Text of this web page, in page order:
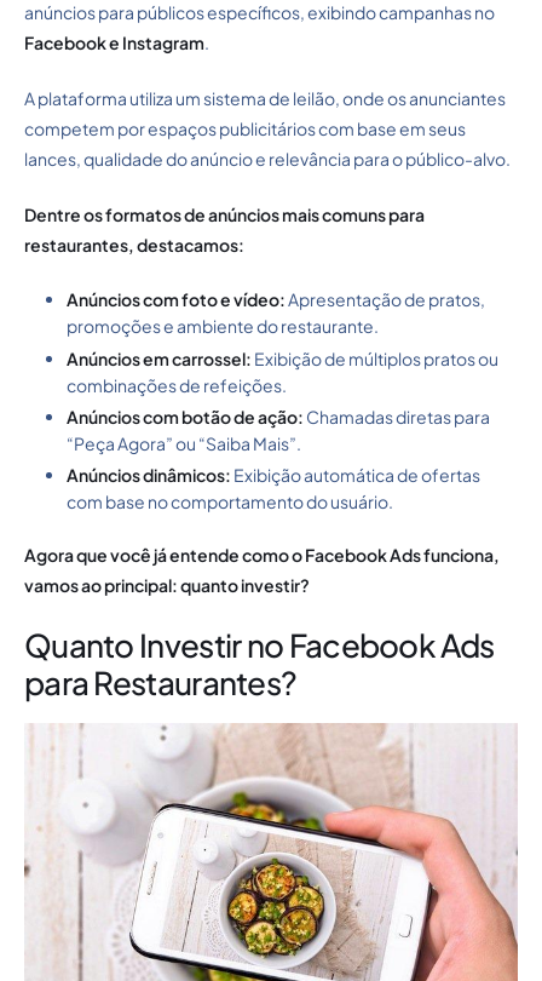
anúncios para públicos específicos, exibindo campanhas no
Facebook e Instagram.
A plataforma utiliza um sistema de leilão, onde os anunciantes
competem por espaços publicitários com base em seus
lances, qualidade do anúncio e relevância para o público-alvo.
Dentre os formatos de anúncios mais comuns para
restaurantes, destacamos:
Anúncios com foto e vídeo:Apresentação de pratos,
promoções e ambiente do restaurante.
Anúncios em carrossel: Exibição de múltiplos pratos ou
combinações de refeições.
Anúncios com botão de ação: Chamadas diretas para
“Peça Agora” ou “Saiba Mais”.
Anúncios dinâmicos: Exibição automática de ofertas
com base no comportamento do usuário.
Agora que você já entende como o Facebook Ads funciona,
vamos ao principal: quanto investir?
Quanto Investir no Facebook Ads
para Restaurantes?